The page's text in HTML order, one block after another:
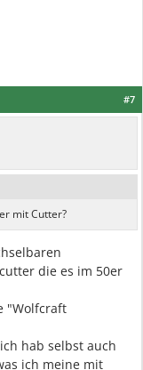
#7
mit Cutter?
die es im 50er
"Wolfcraft
hab selbst auch
ich meine mit